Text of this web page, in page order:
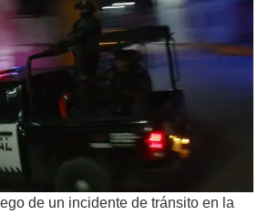
de un incidente de tránsito en la